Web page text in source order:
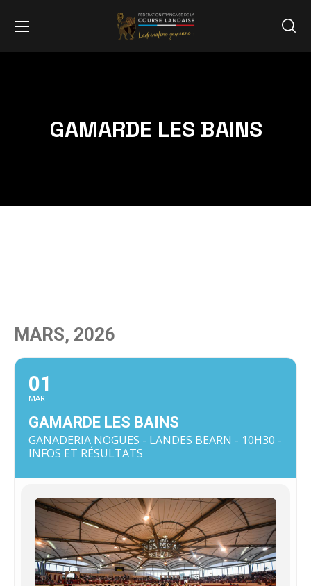
GAMARDE LES BAINS
MARS, 2026
01
MAR
GAMARDE LES BAINS
GANADERIA NOGUES - LANDES BEARN - 10H30 -
INFOS ET RÉSULTATS